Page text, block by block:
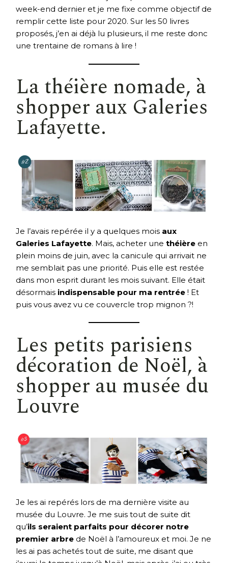
week-end dernier et je me fixe comme objectif de
remplir cette liste pour 2020. Sur les 50 livres
proposés, j’en ai déjà lu plusieurs, il me reste donc
une trentaine de romans à lire !
La théière nomade, à
shopper aux Galeries
Lafayette.
Je l’avais repérée il y a quelques mois aux
Galeries Lafayette. Mais, acheter une théière en
plein moins de juin, avec la canicule qui arrivait ne
me semblait pas une priorité. Puis elle est restée
dans mon esprit durant les mois suivant. Elle était
désormais indispensable pour ma rentrée ! Et
puis vous avez vu ce couvercle trop mignon ?!
Les petits parisiens
décoration de Noël, à
shopper au musée du
Louvre
Je les ai repérés lors de ma dernière visite au
musée du Louvre. Je me suis tout de suite dit
qu’ils seraient parfaits pour décorer notre
premier arbre de Noël à l’amoureux et moi. Je ne
les ai pas achetés tout de suite, me disant que